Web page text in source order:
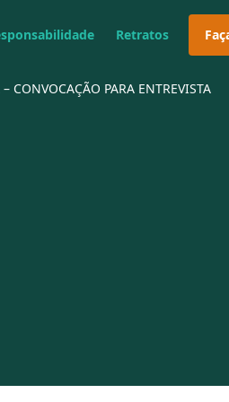
Retratos
CONVOCAÇÃO PARA ENTREVISTA